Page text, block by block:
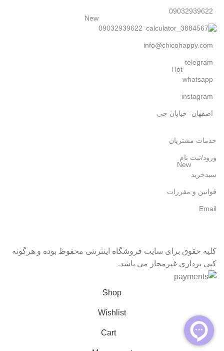
09032939622
09032939622
New
info@chicohappy.com
telegram
whatsapp
Hot
instagram
اصفهان- خیابان جی
خدمات مشتریان
ورود/ثبت نام
سبدخرید
New
قوانین و مقررات
Email
کلیه حقوق برای سایت فروشگاه اینترنتی محفوظ بوده و هرگونه
کپی برداری غیرمجاز می باشد.
Shop
Wishlist
Cart